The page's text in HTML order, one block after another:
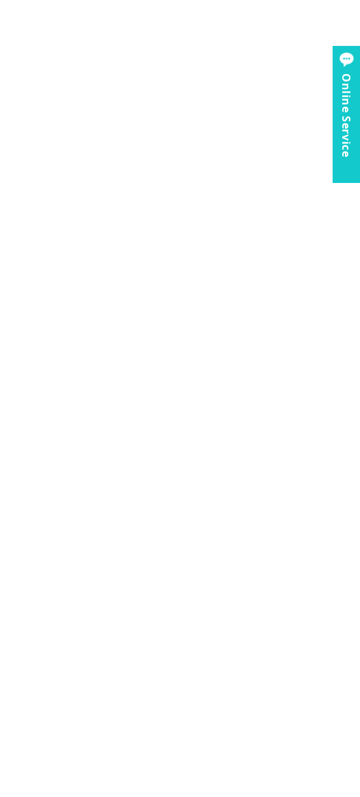
Online Service